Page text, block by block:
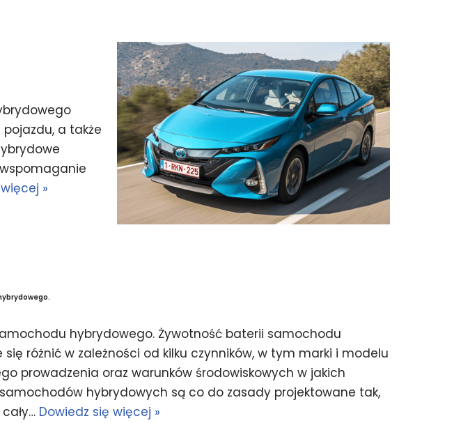
a także
»
hybrydowego. Żywotność baterii samochodu
różnić w zależności od kilku czynników, w tym marki i modelu
prowadzenia oraz warunków środowiskowych w jakich
hybrydowych są co do zasady projektowane tak,
Dowiedz się więcej »